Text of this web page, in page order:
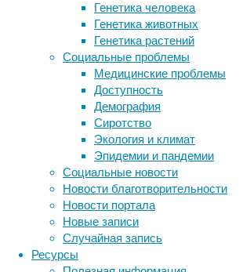
Генетика человека
Генетика животных
Генетика растений
Социальные проблемы
Медицинские проблемы
Доступность
Демография
Сиротство
Экология и климат
Эпидемии и пандемии
Социальные новости
Новости благотворительности
Новости портала
Новые записи
Случайная запись
Ресурсы
полезным.
Для
доступной
физической
активности
на
воде
достаточно
сап
борд
купить
и
начать
наслаждаться
катанием
на